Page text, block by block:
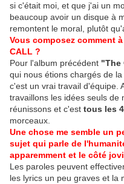
si c'était moi, et que j'ai un
beaucoup avoir un disque à
remontent le moral, plutôt
Vous composez comment
CALL ?
Pour l'album précédent "The
qui nous étions chargés de
c'est un vrai travail d'équipe.
travaillons les idées seuls de
réunissons et c'est tous les 4
morceaux.
Une chose me semble un
sujet qui parle de
apparemment et le côté
Les paroles peuvent
les lyrics un peu graves et la